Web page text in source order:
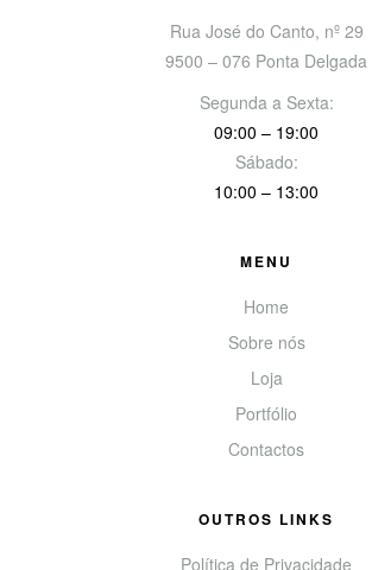
Rua José do Canto, nº 29
9500 – 076 Ponta Delgada
Segunda a Sexta:
09:00 – 19:00
Sábado:
10:00 – 13:00
MENU
Home
Sobre nós
Loja
Portfólio
Contactos
OUTROS LINKS
Política de Privacidade